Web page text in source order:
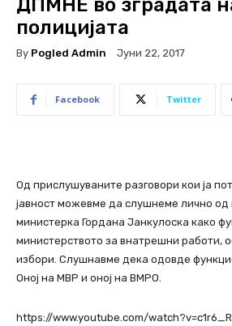
ДПМНЕ во зградата
полицијата
By Pogled Admin Јуни 22, 2017
Facebook Twitter
Од прислушуваните разговори кои ја
јавност можевме да слушнеме лично
министерка Гордана Јанкулоска како
министерството за внатрешни работи,
избори. Слушнавме дека одовде
Оној на МВР и оној на ВМРО.
https://www.youtube.com/